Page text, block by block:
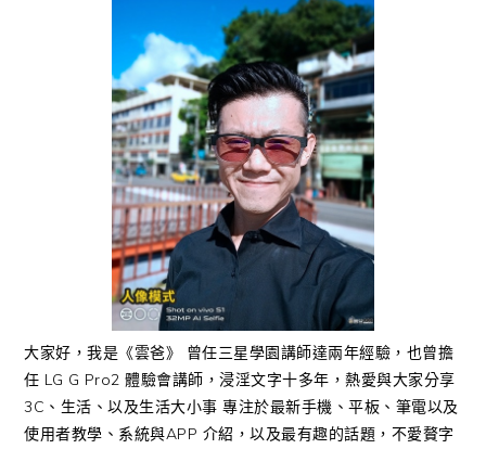
大家好，我是《雲爸》 曾任三星學園講師達兩年經驗，也曾擔
任 LG G Pro2 體驗會講師，浸淫文字十多年，熱愛與大家分享
3C、生活、以及生活大小事 專注於最新手機、平板、筆電以及
使用者教學、系統與APP 介紹，以及最有趣的話題，不愛贅字